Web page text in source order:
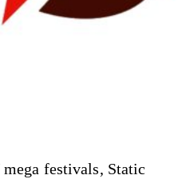
festivals, Static